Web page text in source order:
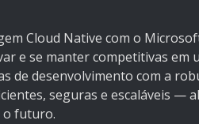
Cloud Native com o
e se manter competitivas em
de desenvolvimento com a
seguras e escaláveis —
o futuro.